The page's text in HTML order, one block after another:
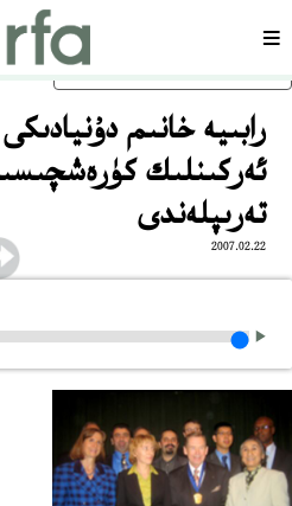
ئاساسلىق مەزمۇنغا ئاتلاڭسەھىپە
ئەركىنلىك
تەرىپلەندى
2007.02.22